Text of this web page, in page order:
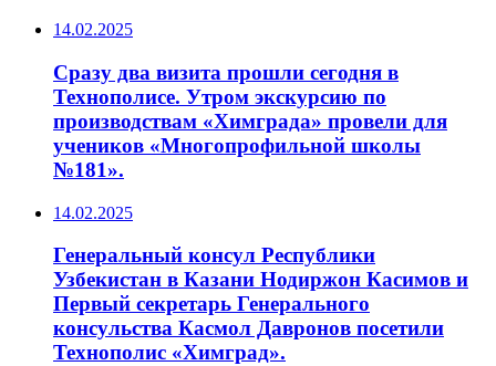
14.02.2025
Сразу два визита прошли сегодня в
Технополисе. Утром экскурсию по
производствам «Химграда» провели для
учеников «Многопрофильной школы
№181».
14.02.2025
Генеральный консул Республики
Узбекистан в Казани Нодиржон Касимов и
Первый секретарь Генерального
консульства Касмол Давронов посетили
Технополис «Химград».